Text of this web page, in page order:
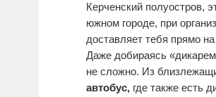
Керченский полуостров,
южном городе, при
доставляет тебя прямо
Даже добираясь
не сложно. Из
автобус, где также есть